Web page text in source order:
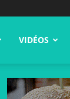
VIDÉOS